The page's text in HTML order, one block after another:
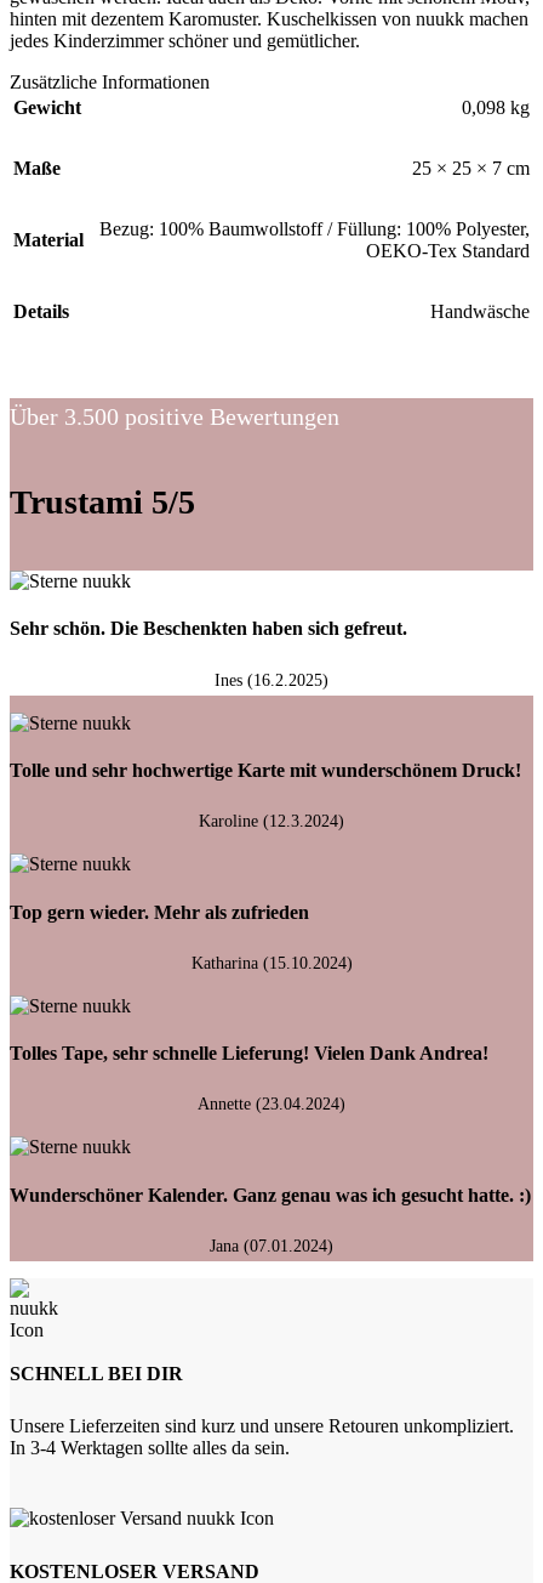
hinten mit dezentem Karomuster. Kuschelkissen von nuukk machen
jedes Kinderzimmer schöner und gemütlicher.
Zusätzliche Informationen
Gewicht
0,098 kg
Maße 25 × 25 × 7 cm
Material
Bezug: 100% Baumwollstoff / Füllung: 100% Polyester,
OEKO-Tex Standard
Details Handwäsche
Über 3.500 positive Bewertungen
Trustami 5/5
Sehr schön. Die Beschenkten haben sich gefreut.
Ines (16.2.2025)
Tolle und sehr hochwertige Karte mit wunderschönem Druck!
Karoline (12.3.2024)
Top gern wieder. Mehr als zufrieden
Katharina (15.10.2024)
Tolles Tape, sehr schnelle Lieferung! Vielen Dank Andrea!
Annette (23.04.2024)
Wunderschöner Kalender. Ganz genau was ich gesucht hatte. :)
Jana (07.01.2024)
SCHNELL BEI DIR
Unsere Lieferzeiten sind kurz und unsere Retouren unkompliziert.
In 3-4 Werktagen sollte alles da sein.
KOSTENLOSER VERSAND